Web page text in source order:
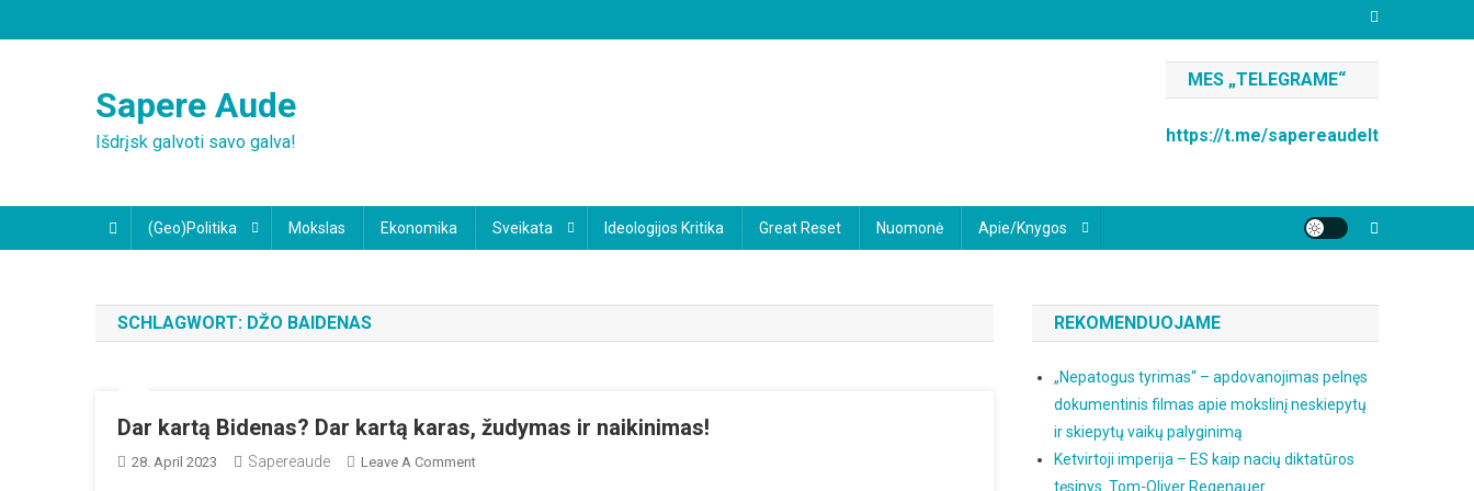
to
Sapere Aude
Išdrįsk galvoti savo galva!
MES „TELEGRAME“
https://t.me/sapereaudelt
(Geo)Politika Mokslas Ekonomika Sveikata Ideologijos Kritika Great Reset Nuomonė Apie/knygos
SCHLAGWORT: DŽO BAIDENAS
Dar kartą Bidenas? Dar kartą karas, žudymas ir naikinimas!
28. April 2023 Sapereaude Leave A CommentOn
REKOMENDUOJAME
„Nepatogus tyrimas“ – apdovanojimas pelnęs
dokumentinis filmas apie mokslinį neskiepytų
ir skiepytų vaikų palyginimą
Ketvirtoji imperija – ES kaip nacių diktatūros
tęsinys. Tom-Oliver Regenauer